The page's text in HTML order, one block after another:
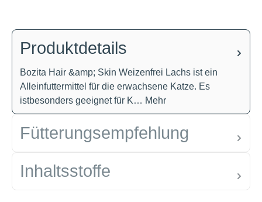
Produktdetails
Bozita Hair &amp; Skin Weizenfrei Lachs ist ein
Alleinfuttermittel für die erwachsene Katze. Es
istbesonders geeignet für K… Mehr
Fütterungsempfehlung
Inhaltsstoffe